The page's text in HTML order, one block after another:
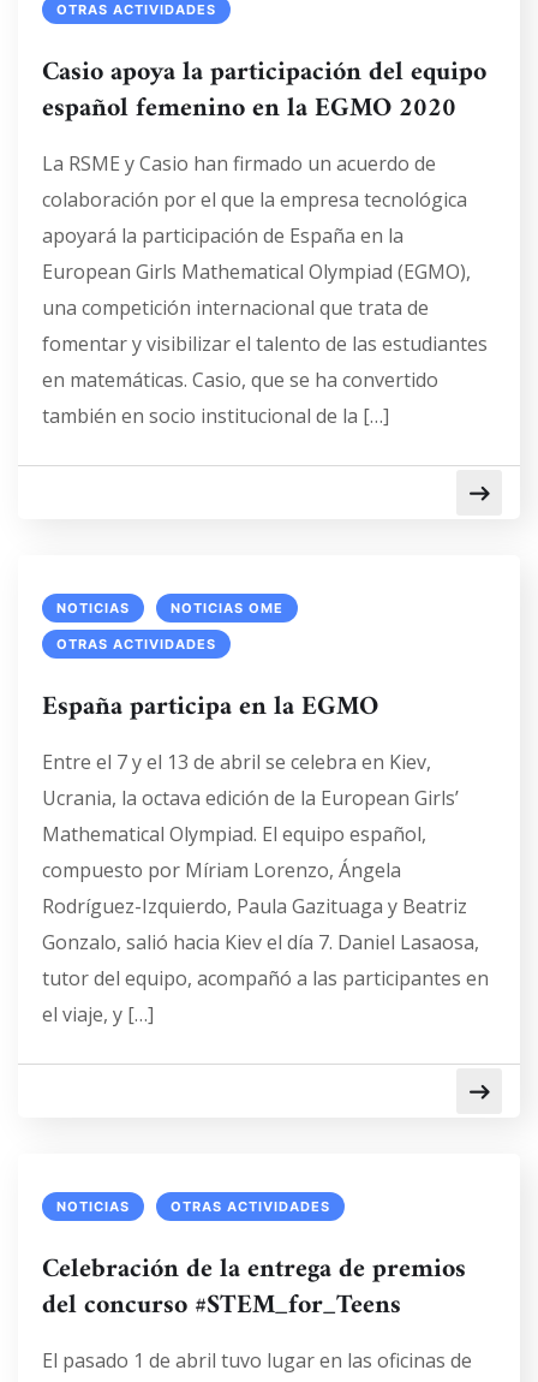
OTRAS ACTIVIDADES
Casio apoya la participación del equipo
español femenino en la EGMO 2020
La RSME y Casio han firmado un acuerdo de
colaboración por el que la empresa tecnológica
apoyará la participación de España en la
European Girls Mathematical Olympiad (EGMO),
una competición internacional que trata de
fomentar y visibilizar el talento de las estudiantes
en matemáticas. Casio, que se ha convertido
también en socio institucional de la […]
NOTICIAS NOTICIAS OME
OTRAS ACTIVIDADES
España participa en la EGMO
Entre el 7 y el 13 de abril se celebra en Kiev,
Ucrania, la octava edición de la European Girls’
Mathematical Olympiad. El equipo español,
compuesto por Míriam Lorenzo, Ángela
Rodríguez-Izquierdo, Paula Gazituaga y Beatriz
Gonzalo, salió hacia Kiev el día 7. Daniel Lasaosa,
tutor del equipo, acompañó a las participantes en
el viaje, y […]
NOTICIAS OTRAS ACTIVIDADES
Celebración de la entrega de premios
del concurso #STEM_for_Teens
El pasado 1 de abril tuvo lugar en las oficinas de